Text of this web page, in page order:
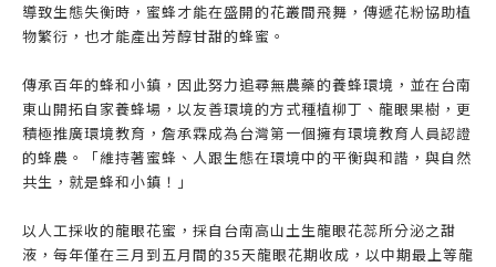
導致生態失衡時，蜜蜂才能在盛開的花叢間飛舞，傳遞花粉協助植
物繁衍，也才能產出芳醇甘甜的蜂蜜。
傳承百年的蜂和小鎮，因此努力追尋無農藥的養蜂環境，並在台南
東山開拓自家養蜂場，以友善環境的方式種植柳丁、龍眼果樹，更
積極推廣環境教育，詹承霖成為台灣第一個擁有環境教育人員認證
的蜂農。「維持著蜜蜂、人跟生態在環境中的平衡與和諧，與自然
共生，就是蜂和小鎮！」
以人工採收的龍眼花蜜，採自台南高山土生龍眼花蕊所分泌之甜
液，每年僅在三月到五月間的35天龍眼花期收成，以中期最上等龍